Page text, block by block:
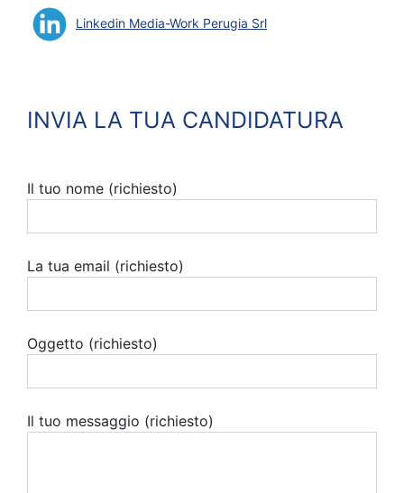
Linkedin Media-Work Perugia Srl
INVIA LA TUA CANDIDATURA
Il tuo nome (richiesto)
La tua email (richiesto)
Oggetto (richiesto)
Il tuo messaggio (richiesto)